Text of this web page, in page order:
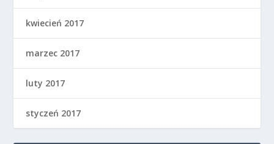
kwiecień 2017
marzec 2017
luty 2017
styczeń 2017